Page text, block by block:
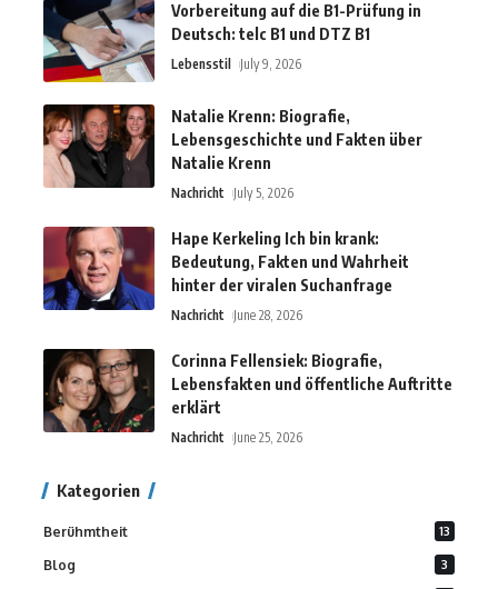
Vorbereitung auf die B1-Prüfung in
Deutsch: telc B1 und DTZ B1
Lebensstil July 9, 2026
Natalie Krenn: Biografie,
Lebensgeschichte und Fakten über
Natalie Krenn
Nachricht July 5, 2026
Hape Kerkeling Ich bin krank:
Bedeutung, Fakten und Wahrheit
hinter der viralen Suchanfrage
Nachricht June 28, 2026
Corinna Fellensiek: Biografie,
Lebensfakten und öffentliche Auftritte
erklärt
Nachricht June 25, 2026
Kategorien
Berühmtheit 13
Blog 3